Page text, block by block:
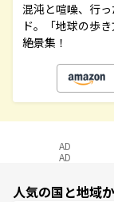
混沌と喧噪、行
ド。「地球の歩
絶景集！
AD
AD
人気の国と地域